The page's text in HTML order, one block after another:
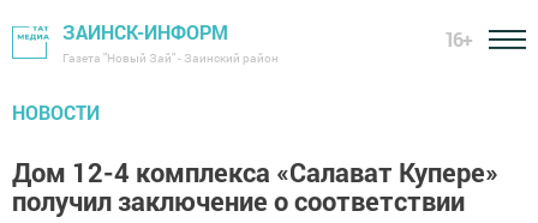
ЗАИНСК-ИНФОРМ
Газета "Новый Зай" - Заинский район
16+
НОВОСТИ
Дом 12-4 комплекса «Салават Купере»
получил заключение о соответствии